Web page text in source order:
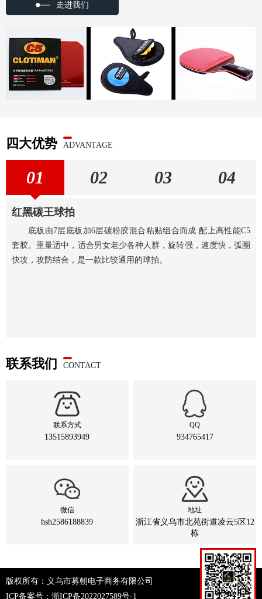
走进我们
四大优势 ADVANTAGE
01 02 03 04
红黑碳王球拍
底板由7层底板加6层碳粉胶混合粘贴组合而成.配上高性能C5
套胶。重量适中，适合男女老少各种人群，旋转强，速度快，弧圈
快攻，攻防结合，是一款比较通用的球拍。
联系我们 CONTACT
联系方式
13515893949
QQ
934765417
微信
hsh2586188839
地址
浙江省义乌市北苑街道凌云5区12
栋
版权所有：义乌市募朝电子商务有限公司
ICP备案号： 浙ICP备2022027589号-1